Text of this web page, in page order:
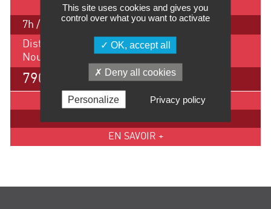
7h / 1 jour
Distanciel
Nous consulter
790 €
IMPRIMER
EN SAVOIR +
This site uses cookies and gives you
control over what you want to activate
OK, accept all
Deny all cookies
Personalize Privacy policy